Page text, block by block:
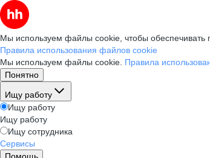
Мы используем файлы cookie, чтобы обеспечивать
Правила использования файлов cookie
Мы используем файлы cookie. Правила
Понятно
Ищу работу
Ищу работу
Ищу работу
Ищу сотрудника
Сервисы